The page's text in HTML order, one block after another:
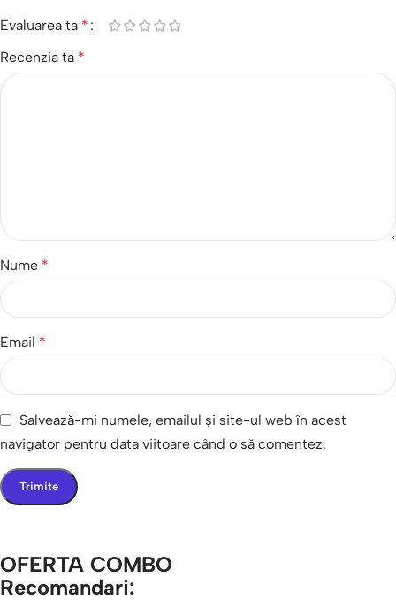
Evaluarea ta *
Recenzia ta *
Nume *
Email *
Salvează-mi numele, emailul și site-ul web în acest
navigator pentru data viitoare când o să comentez.
OFERTA COMBO
Recomandari: